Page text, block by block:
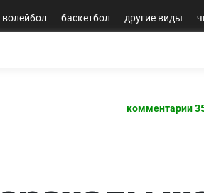
волейбол баскетбол другие виды
комментарии